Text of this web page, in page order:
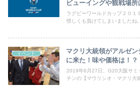
ビューイングや観戦場所
ラグビーワールドカップ２０１
惜しくも負けてしまいましたね
イベント
マクリ大統領がアルゼ
に来た！味や価格は！？
2019年6月27日、G20大阪サミ
チンの【マウリシオ・マクリ大